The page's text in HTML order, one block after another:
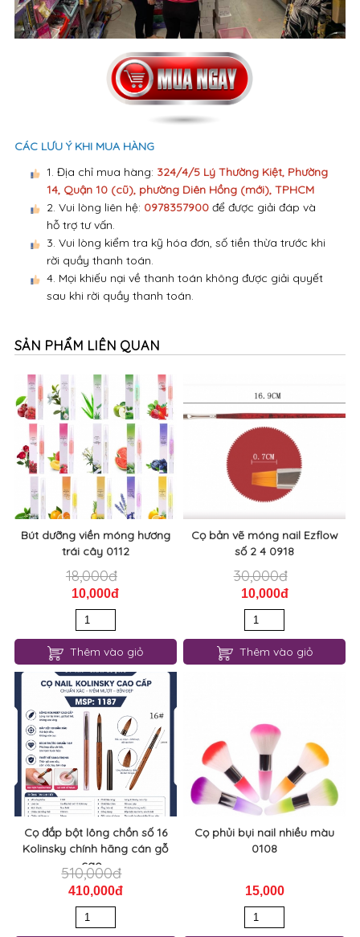
CÁC LƯU Ý KHI MUA HÀNG
1. Địa chỉ mua hàng: 324/4/5 Lý Thường Kiệt, Phường
14, Quận 10 (cũ), phường Diên Hồng (mới), TPHCM
2. Vui lòng liên hệ: 0978357900để được giải đáp và
hỗ trợ tư vấn.
3. Vui lòng kiểm tra kỹ hóa đơn, số tiền thừa trước khi
rời quầy thanh toán.
4. Mọi khiếu nại về thanh toán không được giải quyết
sau khi rời quầy thanh toán.
SẢN PHẨM LIÊN QUAN
Bút dưỡng viền móng hương
trái cây 0112
18,000đ
10,000đ
Thêm vào giỏ
Cọ bản vẽ móng nail Ezflow
số 2 4 0918
30,000đ
10,000đ
Thêm vào giỏ
Cọ đắp bột lông chồn số 16
Kolinsky chính hãng cán gỗ
cao...
510,000đ
410,000đ
Cọ phủi bụi nail nhiều màu
0108
15,000